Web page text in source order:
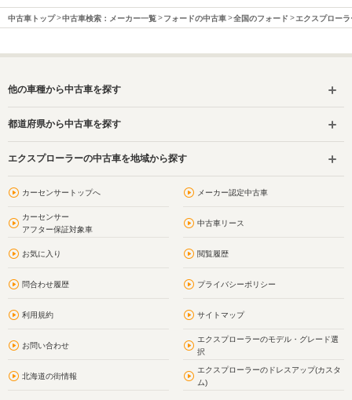
中古車トップ 中古車検索：メーカー一覧 フォードの中古車 全国のフォード エクスプロー
他の車種から中古車を探す
都道府県から中古車を探す
エクスプローラーの中古車を地域から探す
カーセンサートップへ メーカー認定中古車
カーセンサー
アフター保証対象車
中古車リース
お気に入り 閲覧履歴
問合わせ履歴 プライバシーポリシー
利用規約 サイトマップ
お問い合わせ
エクスプローラーのモデル・グレード選
択
北海道の街情報
エクスプローラーのドレスアップ(カスタ
ム)